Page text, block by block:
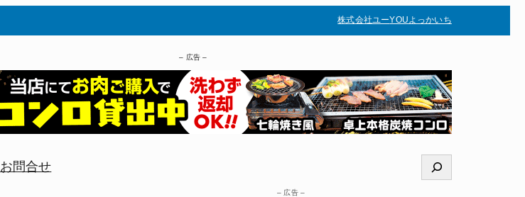
株式会社ユーYOUよっかいち
– 広告 –
お問合せ
検
索
– 広告 –